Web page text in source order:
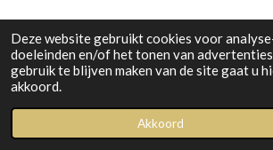
Deze website gebruikt cookies voor
doeleinden en/of het tonen van
gebruik te blijven maken van de site gaat u
akkoord.
Akkoord